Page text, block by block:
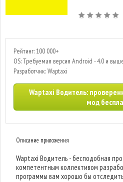
Рейтинг: 100 000+
OS: Требуемая версия Android - 4.0 и
Разработчик: Waptaxi
Waptaxi Водитель:
мод
Описание приложения
Waptaxi Водитель - бесподобная
компетентным коллективом
программы вам хорошо бы